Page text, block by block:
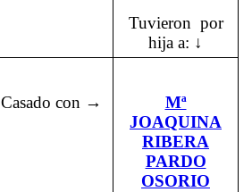
Tuvieron por
hija a: ↓
Casado con →
Mª
JOAQUINA
RIBERA
PARDO
OSORIO